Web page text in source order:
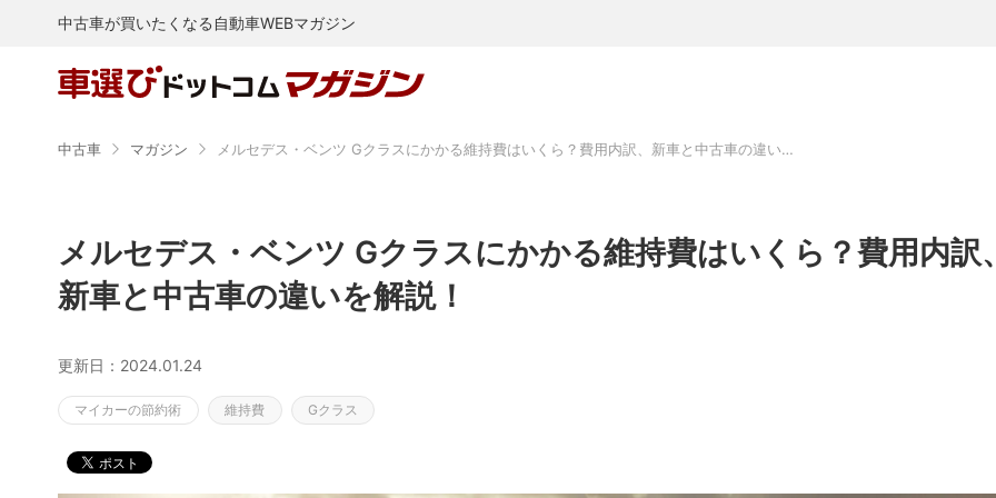
中古車が買いたくなる自動車WEBマガジン
中古車 マガジン メルセデス・ベンツ Gクラスにかかる維持費はいくら？費用内訳、新車と中古車の違いを解説！
メルセデス・ベンツ Gクラスにかかる維持費はいくら？費用内訳
新車と中古車の違いを解説！
更新日：2024.01.24
マイカーの節約術 維持費 Gクラス